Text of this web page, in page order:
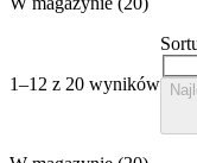
1–12 z 20 wyników